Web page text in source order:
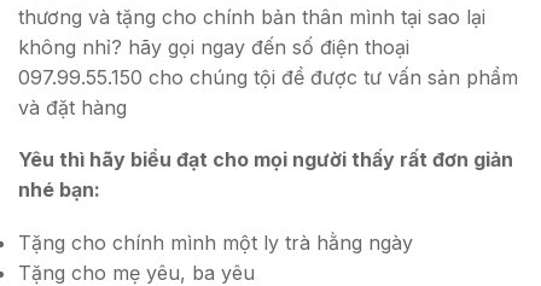
thương và tặng cho chính bản thân mình tại sao lại
không nhỉ? hãy gọi ngay đến số điện thoại
097.99.55.150 cho chúng tội để được tư vấn sản phẩm
và đặt hàng
Yêu thì hãy biểu đạt cho mọi người thấy rất đơn giản
nhé bạn:
Tặng cho chính mình một ly trà hằng ngày
Tặng cho mẹ yêu, ba yêu